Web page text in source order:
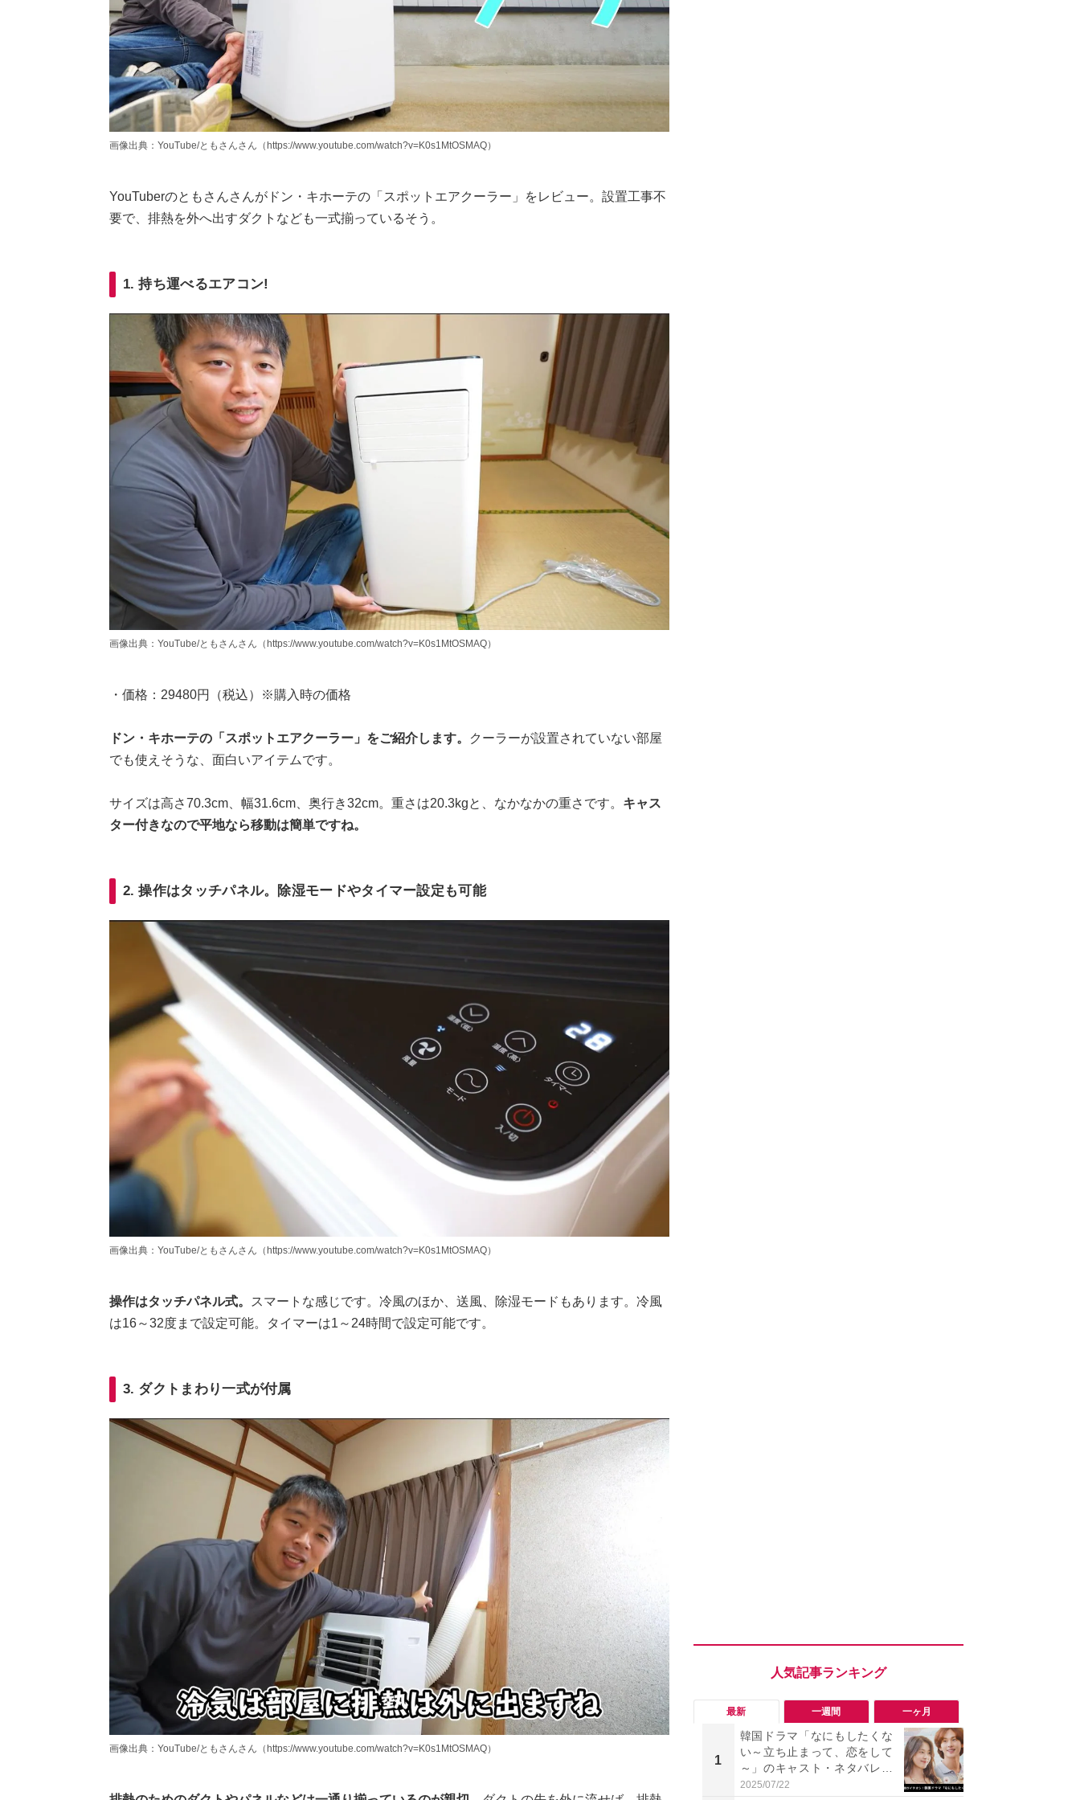
画像出典：YouTube/ともさんさん（https://www.youtube.com/watch?v=K0s1MtOSMAQ）
YouTuberのともさんさんがドン・キホーテの「スポットエアクーラー」をレビュー。設置工事不
要で、排熱を外へ出すダクトなども一式揃っているそう。
1. 持ち運べるエアコン!
画像出典：YouTube/ともさんさん（https://www.youtube.com/watch?v=K0s1MtOSMAQ）
・価格：29480円（税込）※購入時の価格
ドン・キホーテの「スポットエアクーラー」をご紹介します。
クーラーが設置されていない部屋
でも使えそうな、面白いアイテムです。
サイズは高さ70.3cm、幅31.6cm、奥行き32cm。重さは20.3kgと、なかなかの重さです。 キャス
ター付きなので平地なら移動は簡単ですね。
2. 操作はタッチパネル。除湿モードやタイマー設定も可能
画像出典：YouTube/ともさんさん（https://www.youtube.com/watch?v=K0s1MtOSMAQ）
操作はタッチパネル式。
スマートな感じです。冷風のほか、送風、除湿モードもあります。冷風
は16～32度まで設定可能。タイマーは1～24時間で設定可能です。
3. ダクトまわり一式が付属
画像出典：YouTube/ともさんさん（https://www.youtube.com/watch?v=K0s1MtOSMAQ）
最新 一週間 一ヶ月
1
韓国ドラマ「なにもしたくな
い～立ち止まって、恋をして
～」のキャスト・ネタバレあ
らすじ・感想まとめ！配信は
2025/07/22